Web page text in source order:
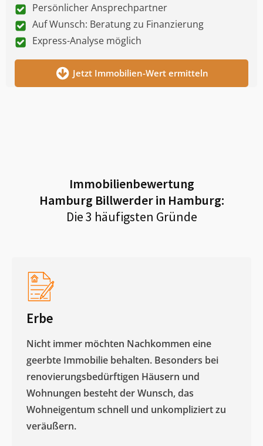
Persönlicher Ansprechpartner
Auf Wunsch: Beratung zu Finanzierung
Express-Analyse möglich
Jetzt Immobilien-Wert ermitteln
Immobilienbewertung
Hamburg Billwerder in Hamburg:
Die 3 häufigsten Gründe
Erbe
Nicht immer möchten Nachkommen eine
geerbte Immobilie behalten. Besonders bei
renovierungsbedürftigen Häusern und
Wohnungen besteht der Wunsch, das
Wohneigentum schnell und unkompliziert zu
veräußern. ​